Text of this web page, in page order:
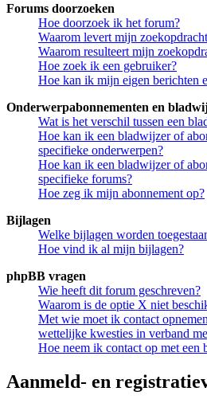
Forums doorzoeken
Hoe doorzoek ik het forum?
Waarom levert mijn
Waarom resulteert mijn
Hoe zoek ik een gebruiker?
Hoe kan ik mijn eigen berichten
Onderwerpabonnementen en
Wat is het verschil tussen een
Hoe kan ik een bladwijzer of
specifieke onderwerpen?
Hoe kan ik een bladwijzer of
specifieke forums?
Hoe zeg ik mijn abonnement op?
Bijlagen
Welke bijlagen worden
Hoe vind ik al mijn bijlagen?
phpBB vragen
Wie heeft dit forum geschreven?
Waarom is de optie X niet
Met wie moet ik contact
wettelijke kwesties in verband
Hoe neem ik contact op met een
Aanmeld- en